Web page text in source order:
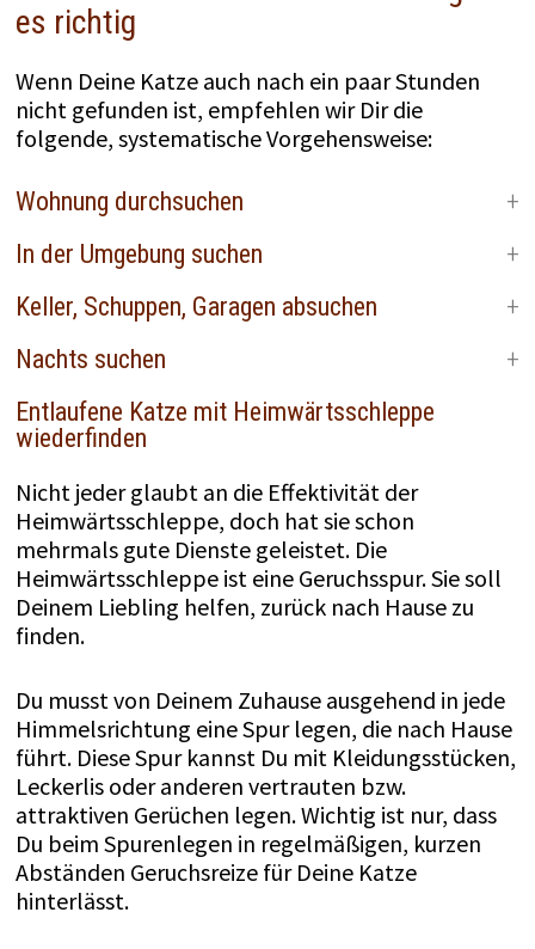
es richtig
Wenn Deine Katze auch nach ein paar Stunden
nicht gefunden ist, empfehlen wir Dir die
folgende, systematische Vorgehensweise:
Wohnung durchsuchen
In der Umgebung suchen
Keller, Schuppen, Garagen absuchen
Nachts suchen
Entlaufene Katze mit Heimwärtsschleppe
wiederfinden
Nicht jeder glaubt an die Effektivität der
Heimwärtsschleppe, doch hat sie schon
mehrmals gute Dienste geleistet. Die
Heimwärtsschleppe ist eine Geruchsspur. Sie soll
Deinem Liebling helfen, zurück nach Hause zu
finden.
Du musst von Deinem Zuhause ausgehend in jede
Himmelsrichtung eine Spur legen, die nach Hause
führt. Diese Spur kannst Du mit Kleidungsstücken,
Leckerlis oder anderen vertrauten bzw.
attraktiven Gerüchen legen. Wichtig ist nur, dass
Du beim Spurenlegen in regelmäßigen, kurzen
Abständen Geruchsreize für Deine Katze
hinterlässt.